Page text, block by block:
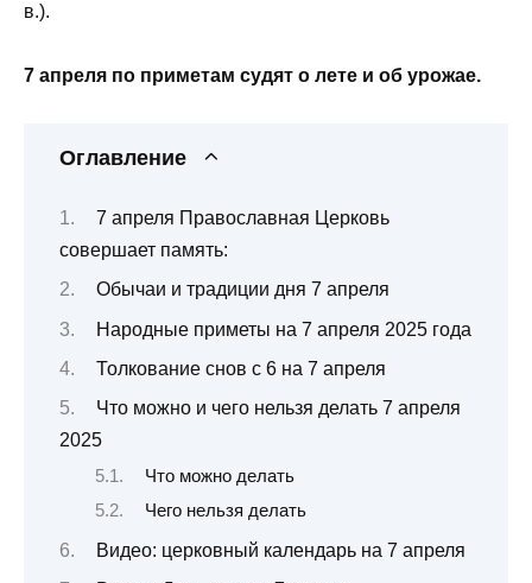
в.).
7 апреля по приметам судят о лете и об урожае.
Оглавление
7 апреля Православная Церковь
совершает память:
Обычаи и традиции дня 7 апреля
Народные приметы на 7 апреля 2025 года
Толкование снов с 6 на 7 апреля
Что можно и чего нельзя делать 7 апреля
2025
Что можно делать
Чего нельзя делать
Видео: церковный календарь на 7 апреля